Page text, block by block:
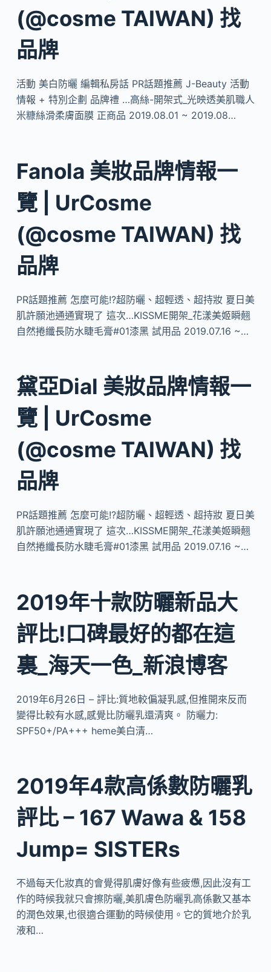
(@cosme TAIWAN) 找
品牌
活動 美白防曬 編輯私房話 PR話題推薦 J-Beauty 活動
情報 + 特別企劃 品牌禮 …高絲-開架式_光映透美肌職人
米糠絲滑柔膚面膜 正商品 2019.08.01 ~ 2019.08…
Fanola 美妝品牌情報一
覽 | UrCosme
(@cosme TAIWAN) 找
品牌
PR話題推薦 怎麼可能!?超防曬、超輕透、超持妝 夏日美
肌許願池通通實現了 這次…KISSME開架_花漾美姬瞬翹
自然捲纖長防水睫毛膏#01漆黑 試用品 2019.07.16 ~…
黛亞Dial 美妝品牌情報一
覽 | UrCosme
(@cosme TAIWAN) 找
品牌
PR話題推薦 怎麼可能!?超防曬、超輕透、超持妝 夏日美
肌許願池通通實現了 這次…KISSME開架_花漾美姬瞬翹
自然捲纖長防水睫毛膏#01漆黑 試用品 2019.07.16 ~…
2019年十款防曬新品大
評比!口碑最好的都在這
裏_海天一色_新浪博客
2019年6月26日 – 評比:質地較偏凝乳感,但推開來反而
變得比較有水感,感覺比防曬乳還清爽。 防曬力:
SPF50+/PA+++ heme美白清…
2019年4款高係數防曬乳
評比 – 167 Wawa & 158
Jump= SISTERs
不過每天化妝真的會覺得肌膚好像有些疲憊,因此沒有工
作的時候我就只會擦防曬,美肌膚色防曬乳高係數又基本
的潤色效果,也很適合運動的時候使用。它的質地介於乳
液和…